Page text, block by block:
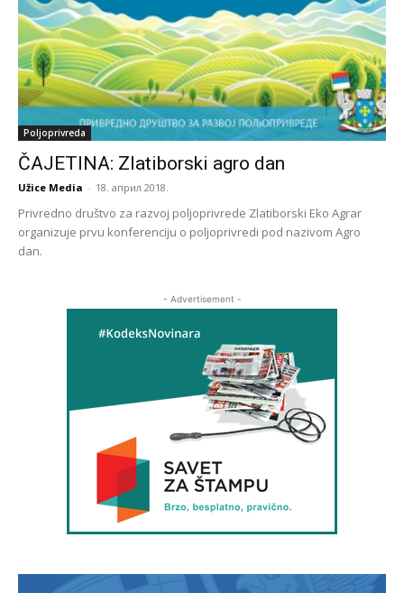
Poljoprivreda
ČAJETINA: Zlatiborski agro dan
Užice Media - 18. април 2018.
Privredno društvo za razvoj poljoprivrede Zlatiborski Eko Agrar
organizuje prvu konferenciju o poljoprivredi pod nazivom Agro
dan.
- Advertisement -